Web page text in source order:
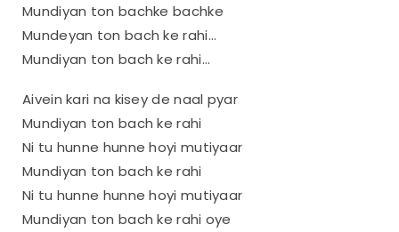
Mundiyan ton bachke bachke
Mundeyan ton bach ke rahi…
Mundiyan ton bach ke rahi…
Aivein kari na kisey de naal pyar
Mundiyan ton bach ke rahi
Ni tu hunne hunne hoyi mutiyaar
Mundiyan ton bach ke rahi
Ni tu hunne hunne hoyi mutiyaar
Mundiyan ton bach ke rahi oye